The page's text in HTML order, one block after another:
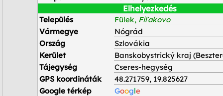
Elhelyezkedés
Település Fülek, Fiľakovo
Vármegye
Nógrád
Ország
Szlovákia
Kerület
Banskobystrický kraj
Tájegység
Cseres-hegység
GPS koordináták
48.271759, 19.825627
Google térkép
Google